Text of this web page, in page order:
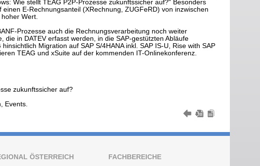
Wie stellt TEAG P2P-Prozesse zukunftssicher auf?“ Besonders
E-Rechnungsanteil (XRechnung, ZUGFeRD) von inzwischen
Wert.
Prozesse auch die Rechnungsverarbeitung noch weiter
in DATEV erfasst werden, in die SAP-gestützten Abläufe
Migration auf SAP S/4HANA inkl. SAP IS-U, Rise with SAP
TEAG und xSuite auf der kommenden IT-Onlinekonferenz.
zukunftssicher auf?
Events.
ÖSTERREICH FACHBEREICHE